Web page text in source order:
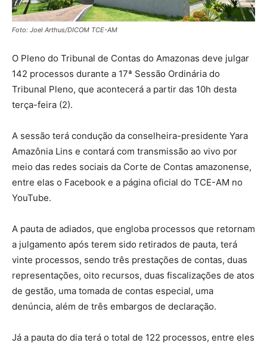
Foto: Joel Arthus/DICOM TCE-AM
O Pleno do Tribunal de Contas do Amazonas deve julgar
142 processos durante a 17ª Sessão Ordinária do
Tribunal Pleno, que acontecerá a partir das 10h desta
terça-feira (2).
A sessão terá condução da conselheira-presidente Yara
Amazônia Lins e contará com transmissão ao vivo por
meio das redes sociais da Corte de Contas amazonense,
entre elas o Facebook e a página oficial do TCE-AM no
YouTube.
A pauta de adiados, que engloba processos que retornam
a julgamento após terem sido retirados de pauta, terá
vinte processos, sendo três prestações de contas, duas
representações, oito recursos, duas fiscalizações de atos
de gestão, uma tomada de contas especial, uma
denúncia, além de três embargos de declaração.
Já a pauta do dia terá o total de 122 processos, entre eles